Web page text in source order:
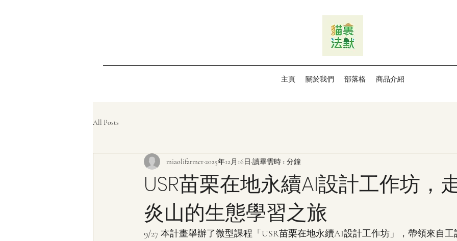
主頁 關於我們 部落格 商品介紹
All Posts
USR苗栗在地永續AI設計工作坊，
炎山的生態學習之旅
miaolifarmer2025年12月16日 讀畢需時 1 分鐘
9/27 本計畫舉辦了微型課程「USR苗栗在地永續AI設計工作坊」，帶領來自